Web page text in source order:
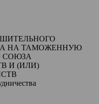
НА ТАМОЖЕННУЮ
СОЮЗА
И (ИЛИ)